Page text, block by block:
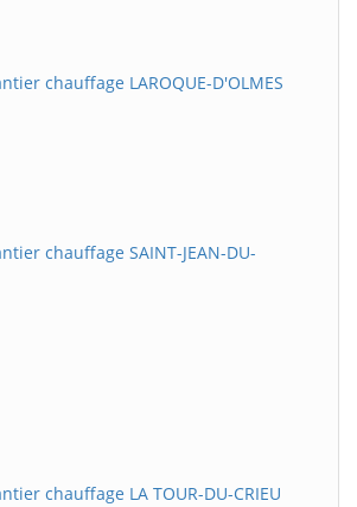
chauffage LAROQUE-D'OLMES
chauffage SAINT-JEAN-DU-
chauffage LA TOUR-DU-CRIEU